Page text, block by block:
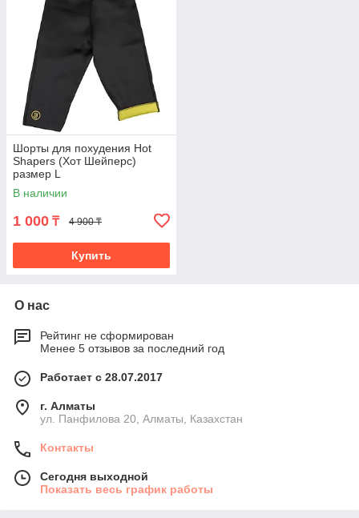
Шорты для похудения Hot
Shapers (Хот Шейперс)
размер L
В наличии
1 000 ₸ 4 900 ₸
Купить
О нас
Рейтинг не сформирован
Менее 5 отзывов за последний год
Работает с 28.07.2017
г. Алматы
ул. Панфилова 20, Алматы, Казахстан
Контакты
Сегодня выходной
Показать весь график работы